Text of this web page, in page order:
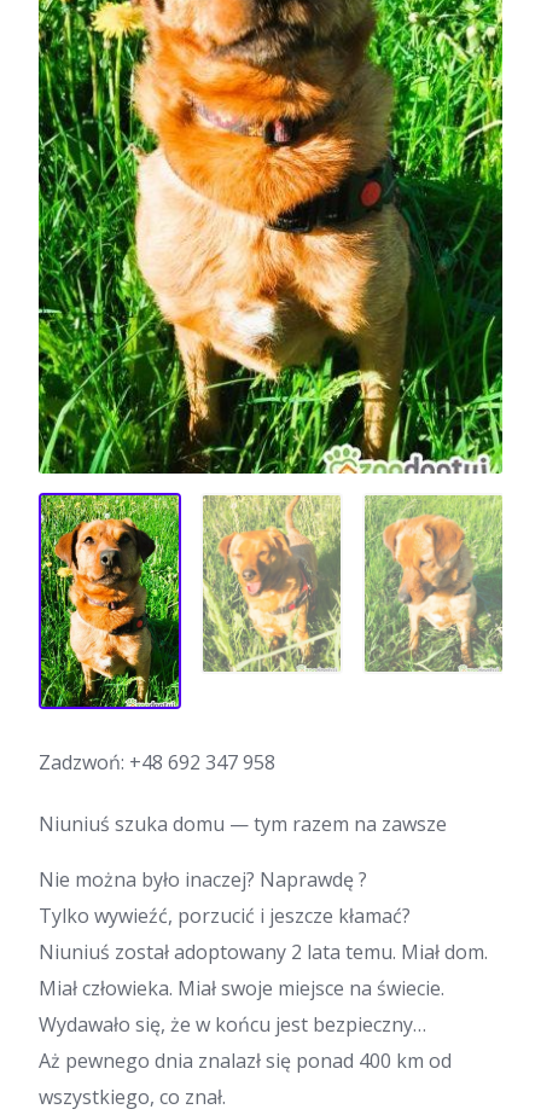
Zadzwoń: +48 692 347 958
Niuniuś szuka domu — tym razem na zawsze
Nie można było inaczej? Naprawdę ?
Tylko wywieźć, porzucić i jeszcze kłamać?
Niuniuś został adoptowany 2 lata temu. Miał dom.
Miał człowieka. Miał swoje miejsce na świecie.
Wydawało się, że w końcu jest bezpieczny…
Aż pewnego dnia znalazł się ponad 400 km od
wszystkiego, co znał.